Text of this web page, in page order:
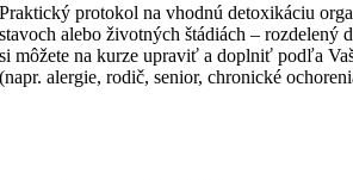
Praktický protokol na vhodnú detoxikáciu
stavoch alebo životných štádiách – rozdelený
si môžete na kurze upraviť a doplniť podľa
(napr. alergie, rodič, senior, chronické